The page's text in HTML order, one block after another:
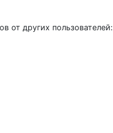
от других пользователей: